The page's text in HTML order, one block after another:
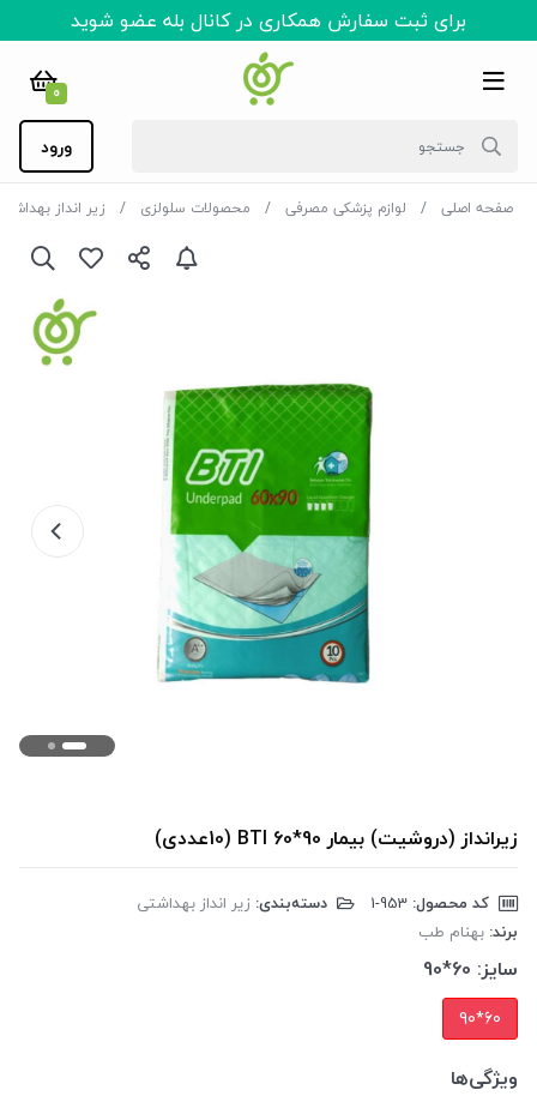
برای ثبت سفارش همکاری در کانال بله عضو شوید
0
ورود
صفحه اصلی لوازم پزشکی مصرفی محصولات سلولزی زیر انداز
زیرانداز (دروشیت) بیمار 90*60 BTI (10عددی)
کد محصول: دسته‌بندی: زیر انداز بهداشتی
برند: بهنام طب
سایز: 60*90
60*90
ویژگی‌ها